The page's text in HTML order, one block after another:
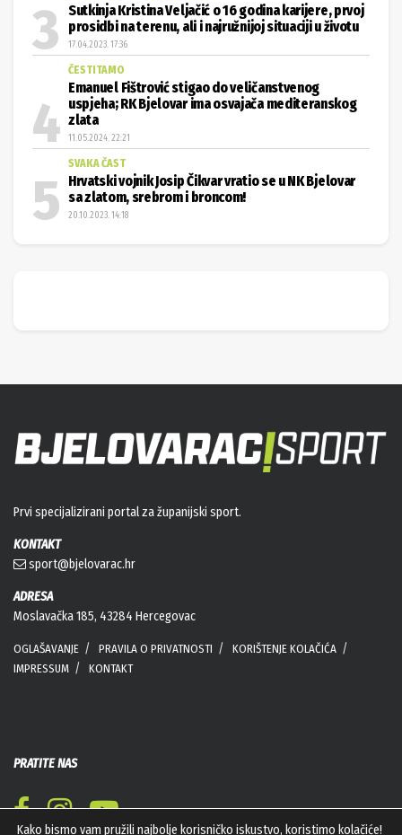
Sutkinja Kristina Veljačić o 16 godina karijere, prvoj
prosidbi na terenu, ali i najružnijoj situaciji u životu
17.04.2023. 17:36
ČESTITAMO
Emanuel Fištrović stigao do veličanstvenog
uspjeha; RK Bjelovar ima osvajača mediteranskog
zlata
11.05.2024. 22:21
SVAKA ČAST
Hrvatski vojnik Josip Čikvar vratio se u NK Bjelovar
sa zlatom, srebrom i broncom!
20.10.2023. 14:18
Prvi specijalizirani portal za županijski sport.
KONTAKT
sport@bjelovarac.hr
ADRESA
Moslavačka 185, 43284 Hercegovac
OGLAŠAVANJE PRAVILA O PRIVATNOSTI
KORIŠTENJE KOLAČIĆA
IMPRESSUM
KONTAKT
PRATITE NAS
Kako bismo vam pružili najbolje korisničko iskustvo, koristimo kolačiće!